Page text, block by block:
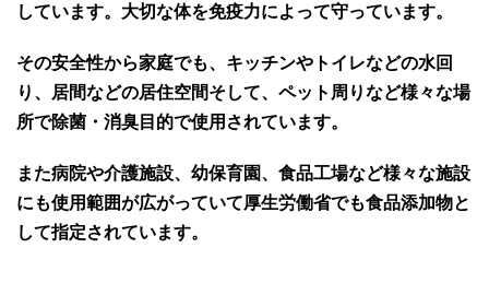
しています。大切な体を免疫力によって守っています。
その安全性から家庭でも、キッチンやトイレなどの水回
り、居間などの居住空間そして、ペット周りなど様々な場
所で除菌・消臭目的で使用されています。
また病院や介護施設、幼保育園、食品工場など様々な施設
にも使用範囲が広がっていて厚生労働省でも食品添加物と
して指定されています。